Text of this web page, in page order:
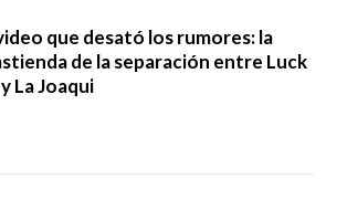
que desató los rumores: la
de la separación entre Luck
La Joaqui